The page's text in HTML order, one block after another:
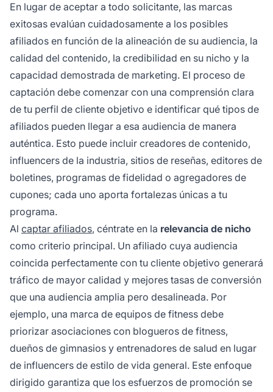
En lugar de aceptar a todo solicitante, las marcas
exitosas evalúan cuidadosamente a los posibles
afiliados en función de la alineación de su audiencia, la
calidad del contenido, la credibilidad en su nicho y la
capacidad demostrada de marketing. El proceso de
captación debe comenzar con una comprensión clara
de tu perfil de cliente objetivo e identificar qué tipos de
afiliados pueden llegar a esa audiencia de manera
auténtica. Esto puede incluir creadores de contenido,
influencers de la industria, sitios de reseñas, editores de
boletines, programas de fidelidad o agregadores de
cupones; cada uno aporta fortalezas únicas a tu
programa.
Al captar afiliados, céntrate en la relevancia de nicho
como criterio principal. Un afiliado cuya audiencia
coincida perfectamente con tu cliente objetivo generará
tráfico de mayor calidad y mejores tasas de conversión
que una audiencia amplia pero desalineada. Por
ejemplo, una marca de equipos de fitness debe
priorizar asociaciones con blogueros de fitness,
dueños de gimnasios y entrenadores de salud en lugar
de influencers de estilo de vida general. Este enfoque
dirigido garantiza que los esfuerzos de promoción se